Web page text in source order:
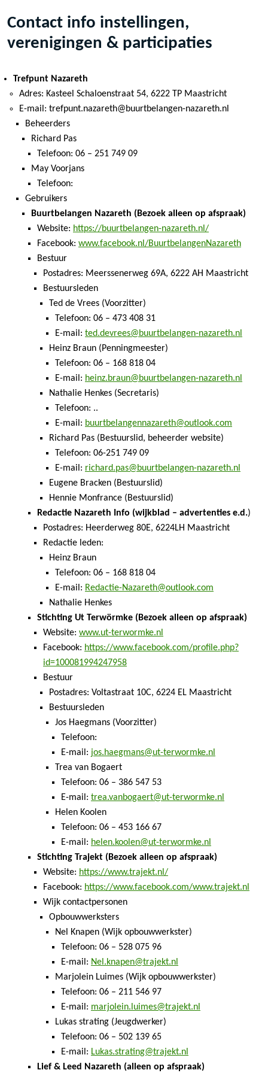
Contact info instellingen,
verenigingen & participaties
Trefpunt Nazareth
Adres: Kasteel Schaloenstraat 54, 6222 TP Maastricht
E-mail: trefpunt.nazareth@buurtbelangen-nazareth.nl
Beheerders
Richard Pas
Telefoon: 06 – 251 749 09
May Voorjans
Telefoon:
Gebruikers
Buurtbelangen Nazareth (Bezoek alleen op afspraak)
Website: https://buurtbelangen-nazareth.nl/
Facebook: www.facebook.nl/BuurtbelangenNazareth
Bestuur
Postadres: Meerssenerweg 69A, 6222 AH Maastricht
Bestuursleden
Ted de Vrees (Voorzitter)
Telefoon: 06 – 473 408 31
E-mail: ted.devrees@buurtbelangen-nazareth.nl
Heinz Braun (Penningmeester)
Telefoon: 06 – 168 818 04
E-mail: heinz.braun@buurtbelangen-nazareth.nl
Nathalie Henkes (Secretaris)
Telefoon: ..
E-mail: buurtbelangennazareth@outlook.com
Richard Pas (Bestuurslid, beheerder website)
Telefoon: 06-251 749 09
E-mail: richard.pas@buurtbelangen-nazareth.nl
Eugene Bracken (Bestuurslid)
Hennie Monfrance (Bestuurslid)
Redactie Nazareth Info (wijkblad – advertenties e.d.)
Postadres: Heerderweg 80E, 6224LH Maastricht
Redactie leden:
Heinz Braun
Telefoon: 06 – 168 818 04
E-mail: Redactie-Nazareth@outlook.com
Nathalie Henkes
Stichting Ut Terwörmke (Bezoek alleen op afspraak)
Website: www.ut-terwormke.nl
Facebook: https://www.facebook.com/profile.php?
id=100081994247958
Bestuur
Postadres: Voltastraat 10C, 6224 EL Maastricht
Bestuursleden
Jos Haegmans (Voorzitter)
Telefoon:
E-mail: jos.haegmans@ut-terwormke.nl
Trea van Bogaert
Telefoon: 06 – 386 547 53
E-mail: trea.vanbogaert@ut-terwormke.nl
Helen Koolen
Telefoon: 06 – 453 166 67
E-mail: helen.koolen@ut-terwormke.nl
Stichting Trajekt (Bezoek alleen op afspraak)
Website: https://www.trajekt.nl/
Facebook: https://www.facebook.com/www.trajekt.nl
Wijk contactpersonen
Opbouwwerksters
Nel Knapen (Wijk opbouwwerkster)
Telefoon: 06 – 528 075 96
E-mail: Nel.knapen@trajekt.nl
Marjolein Luimes (Wijk opbouwwerkster)
Telefoon: 06 – 211 546 97
E-mail: marjolein.luimes@trajekt.nl
Lukas strating (Jeugdwerker)
Telefoon: 06 – 502 139 65
E-mail: Lukas.strating@trajekt.nl
Lief & Leed Nazareth (alleen op afspraak)